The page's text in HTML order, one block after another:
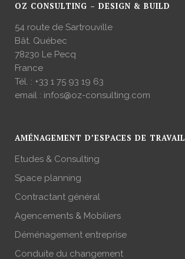
OZ CONSULTING – DESIGN & BUILD
54 route de Sartrouville
Bât. Québec
78230 Le Pecq
France
Tél. : +33 1 75 93 19 63
email : infos@oz-consulting.com
AMÉNAGEMENT D’ESPACES DE TRAVAIL
Etudes & Consulting
Space planning
Contractant général
Agencements & Mobiliers
Déménagement entreprise
Conduite du changement